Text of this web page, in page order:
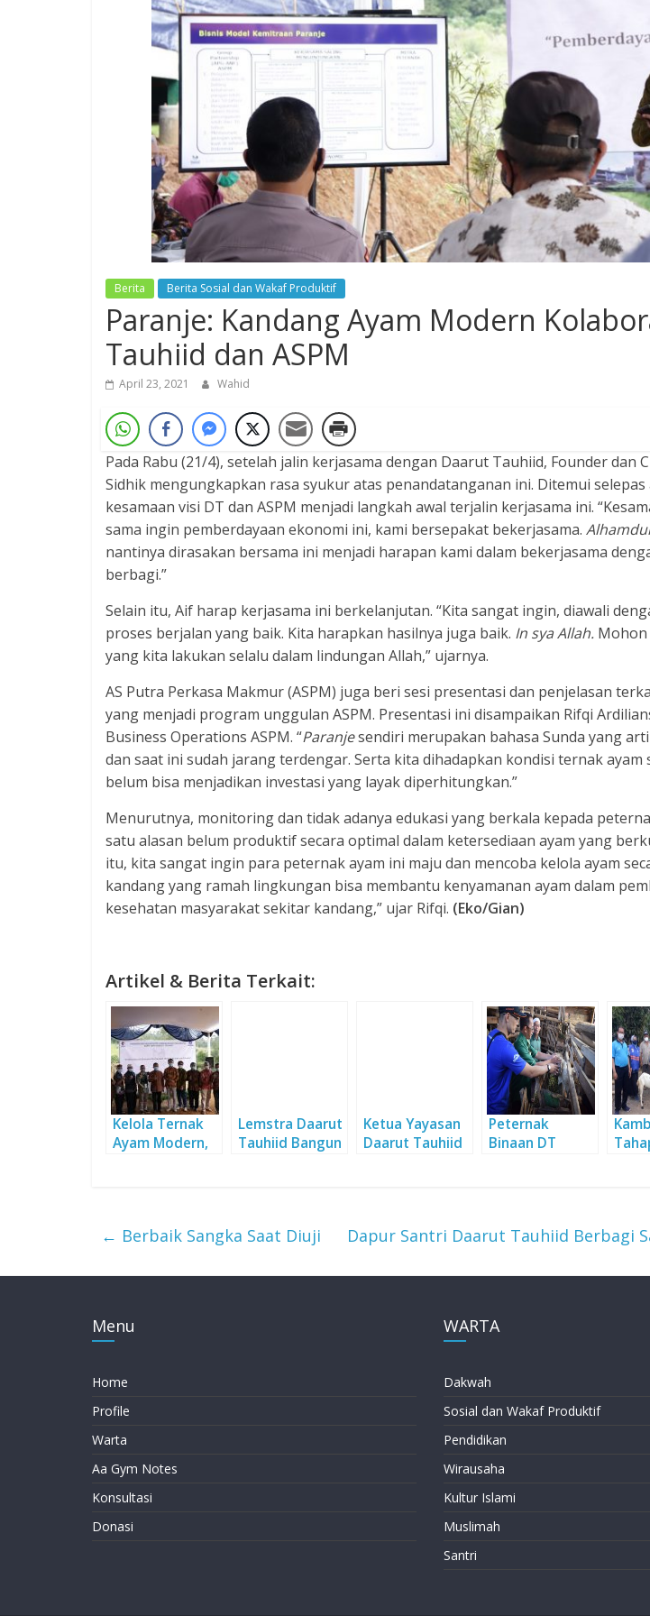
Berita Berita Sosial dan Wakaf Produktif
Paranje: Kandang Ayam Modern
Tauhiid dan ASPM
April 23, 2021 Wahid
Pada Rabu (21/4), setelah jalin kerjasama dengan Daarut Tauhiid, Founder dan
Sidhik mengungkapkan rasa syukur atas penandatanganan ini. Ditemui
kesamaan visi DT dan ASPM menjadi langkah awal terjalin kerjasama ini.
sama ingin pemberdayaan ekonomi ini, kami bersepakat bekerjasama.
nantinya dirasakan bersama ini menjadi harapan kami dalam bekerjasama
berbagi.”
Selain itu, Aif harap kerjasama ini berkelanjutan. “Kita sangat ingin, diawali
proses berjalan yang baik. Kita harapkan hasilnya juga baik. In sya Allah. Mohon
yang kita lakukan selalu dalam lindungan Allah,” ujarnya.
AS Putra Perkasa Makmur (ASPM) juga beri sesi presentasi dan penjelasan
yang menjadi program unggulan ASPM. Presentasi ini disampaikan Rifqi
Business Operations ASPM. “Paranjesendiri merupakan bahasa Sunda yang
dan saat ini sudah jarang terdengar. Serta kita dihadapkan kondisi ternak ayam
belum bisa menjadikan investasi yang layak diperhitungkan.”
Menurutnya, monitoring dan tidak adanya edukasi yang berkala kepada
satu alasan belum produktif secara optimal dalam ketersediaan ayam yang
itu, kita sangat ingin para peternak ayam ini maju dan mencoba kelola ayam
kandang yang ramah lingkungan bisa membantu kenyamanan ayam dalam
kesehatan masyarakat sekitar kandang,” ujar Rifqi. (Eko/Gian)
Artikel & Berita Terkait:
Kelola Ternak
Ayam Modern,
Lemstra Daarut
Tauhiid Bangun
Ketua Yayasan
Daarut Tauhiid
Peternak
Binaan DT
← Berbaik Sangka Saat Diuji Dapur Santri Daarut Tauhiid Berbagi
Menu
Home
Profile
Warta
Aa Gym Notes
Konsultasi
Donasi
WARTA
Dakwah
Sosial dan Wakaf Produktif
Pendidikan
Wirausaha
Kultur Islami
Muslimah
Santri